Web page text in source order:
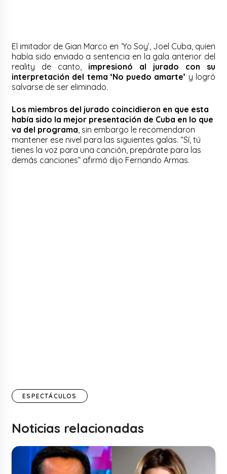
El imitador de Gian Marco en ‘Yo Soy’, Joel Cuba, quien
había sido enviado a sentencia en la gala anterior del
reality de canto, impresionó al jurado con su
interpretación del tema ‘No puedo amarte’ y logró
salvarse de ser eliminado.
Los miembros del jurado coincidieron en que esta
había sido la mejor presentación de Cuba en lo que
va del programa, sin embargo le recomendaron
mantener ese nivel para las siguientes galas. “Sí, tú
tienes la voz para una canción, prepárate para las
demás canciones” afirmó dijo Fernando Armas.
ESPECTÁCULOS
Noticias relacionadas